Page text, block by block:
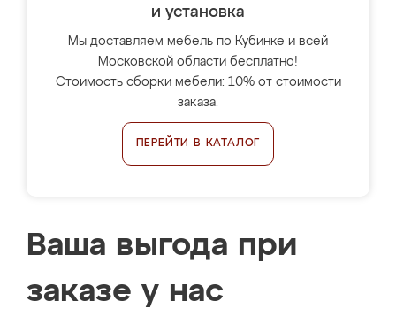
и установка
Мы доставляем мебель по Кубинке и всей
Московской области бесплатно!
Стоимость сборки мебели: 10% от стоимости
заказа.
ПЕРЕЙТИ В КАТАЛОГ
Ваша выгода при
заказе у нас